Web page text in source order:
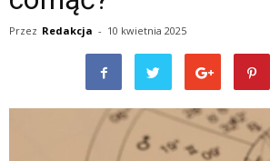
Przez Redakcja - 10 kwietnia 2025